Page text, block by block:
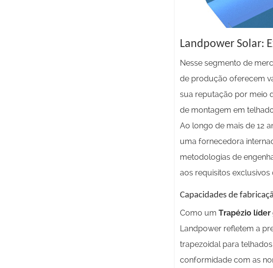
Landpower Solar:
Nesse segmento de
de produção oferecem
sua reputação por meio
de montagem em
Ao longo de mais de 12
uma fornecedora
metodologias de
aos requisitos
Capacidades de
Como umTrapézio
Landpower refletem a
trapezoidal para
conformidade com as